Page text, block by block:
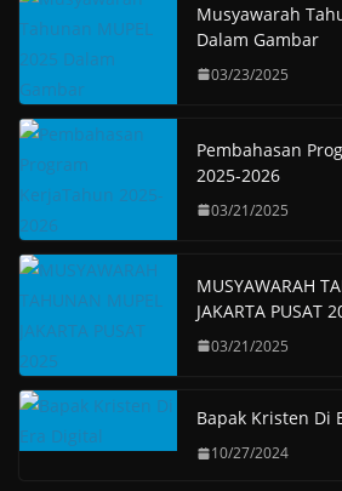
Musyawarah
Dalam Gambar
03/23/2025
Pembahasan
2025-2026
03/21/2025
MUSYAWARAH
JAKARTA PUSAT
03/21/2025
Bapak Kristen Di
10/27/2024